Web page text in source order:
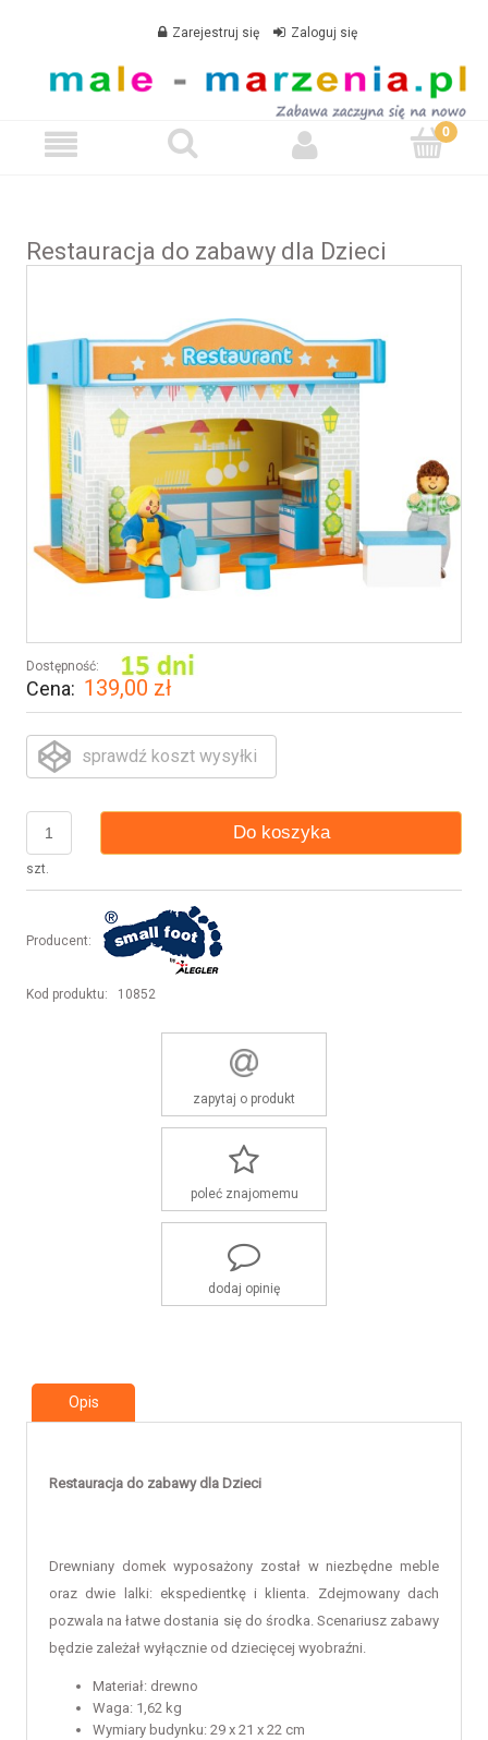
Zarejestruj się Zaloguj się
Restauracja do zabawy dla Dzieci
Dostępność:
Cena: 139,00 zł
sprawdź koszt wysyłki
szt.
Do koszyka
Producent:
Kod produktu: 10852
zapytaj o produkt
poleć znajomemu
dodaj opinię
Opis
Restauracja do zabawy dla Dzieci
Drewniany domek wyposażony został w niezbędne meble
oraz dwie lalki: ekspedientkę i klienta. Zdejmowany dach
pozwala na łatwe dostania się do środka. Scenariusz zabawy
będzie zależał wyłącznie od dziecięcej wyobraźni.
Materiał: drewno
Waga: 1,62 kg
Wymiary budynku: 29 x 21 x 22 cm